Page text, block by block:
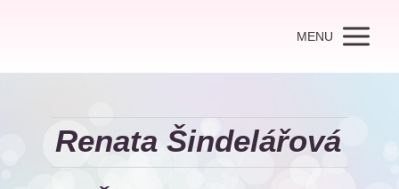
MENU
Renata Šindelářová